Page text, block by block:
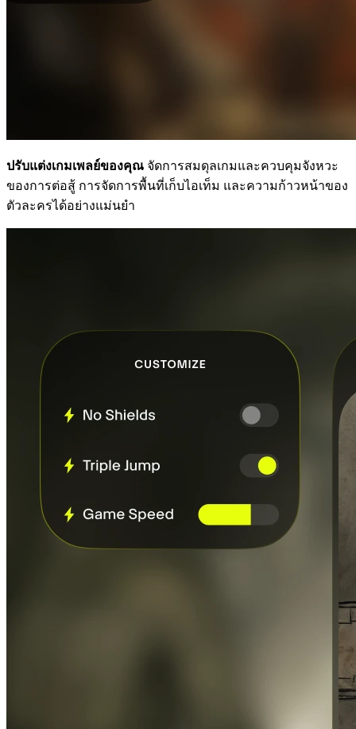
ปรับแต่งเกมเพลย์ของคุณ จัดการสมดุลเกมและควบคุมจังหวะ
ของการต่อสู้ การจัดการพื้นที่เก็บไอเท็ม และความก้าวหน้าของ
ตัวละครได้อย่างแม่นยำ